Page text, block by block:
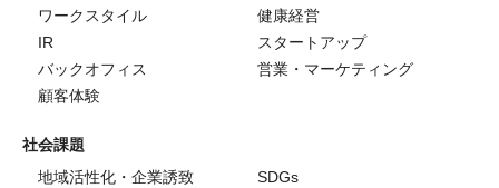
ワークスタイル
健康経営
IR
スタートアップ
バックオフィス
営業・マーケティング
顧客体験
社会課題
地域活性化・企業誘致
SDGs